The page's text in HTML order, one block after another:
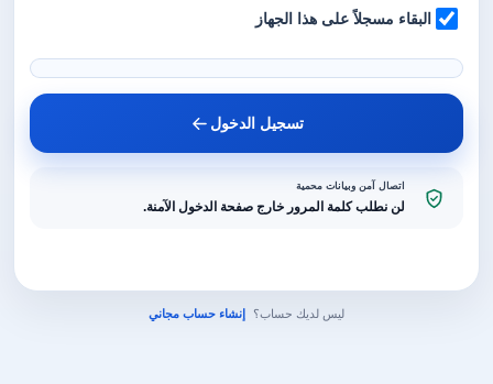
البقاء مسجلاً على هذا الجهاز
تسجيل الدخول
اتصال آمن وبيانات محمية
لن نطلب كلمة المرور خارج صفحة الدخول الآمنة.
ليس لديك حساب؟ إنشاء حساب مجاني